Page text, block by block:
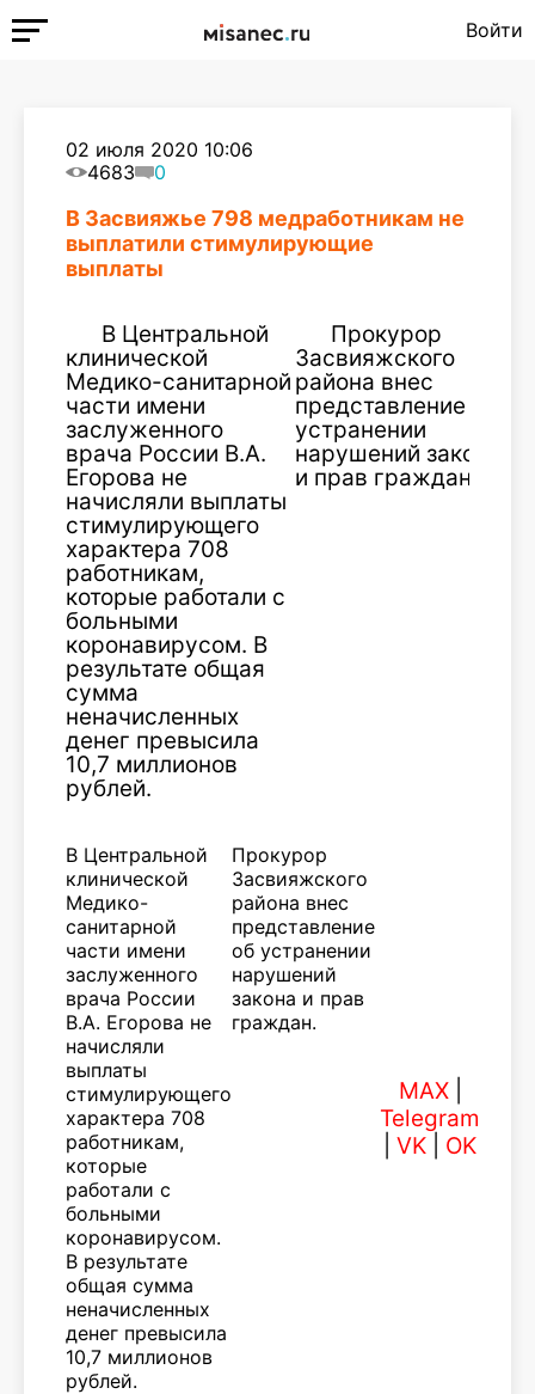
Войти
02 июля 2020 10:06
4683
0
В Засвияжье 798 медработникам не
выплатили стимулирующие
выплаты
В Центральной
клинической
Медико-санитарной
части имени
заслуженного
врача России В.А.
Егорова не
начисляли выплаты
стимулирующего
характера 708
работникам,
которые работали с
больными
коронавирусом. В
результате общая
сумма
неначисленных
денег превысила
10,7 миллионов
рублей.
Прокурор
Засвияжского
района внес
представление об
устранении
нарушений закона
и прав граждан.
В Центральной
клинической
Медико-
санитарной
части имени
заслуженного
врача России
В.А. Егорова не
начисляли
выплаты
стимулирующего
характера 708
работникам,
которые
работали с
больными
коронавирусом.
В результате
общая сумма
неначисленных
денег превысила
10,7 миллионов
рублей.
Прокурор
Засвияжского
района внес
представление
об устранении
нарушений
закона и прав
граждан.
MAX|
Telegram
VK OK